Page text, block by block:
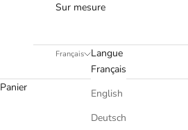
Sur mesure
Français
Langue
Français
English
Deutsch
Panier